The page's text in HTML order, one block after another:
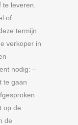
leveren.
of
termijn
verkoper in
nodig: –
te gaan
op de
de